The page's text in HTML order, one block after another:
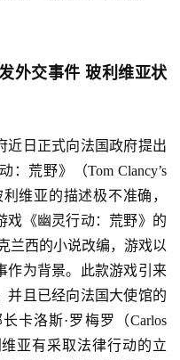
外交事件 玻利维亚状
近日正式向法国政府提出
荒野》（Tom Clancy’s
利维亚的描述极不准确，
戏《幽灵行动：荒野》的
兰西的小说改编，游戏以
作为背景。此款游戏引来
并且已经向法国大使馆的
卡洛斯·罗梅罗（Carlos
亚有采取法律行动的立